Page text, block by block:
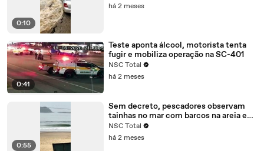
0:10
há 2 meses
0:41
Teste aponta álcool, motorista tenta
fugir e mobiliza operação na SC-401
NSC Total
há 2 meses
0:55
Sem decreto, pescadores observam
tainhas no mar com barcos na areia e
redes guardadas
NSC Total
há 2 meses